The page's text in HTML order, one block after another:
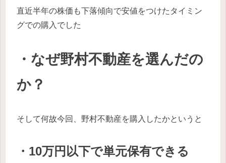
直近半年の株価も下落傾向で安値をつけたタイミン
グでの購入でした
・なぜ野村不動産を選んだの
か？
そして何故今回、野村不動産を購入したかというと
・10万円以下で単元保有できる